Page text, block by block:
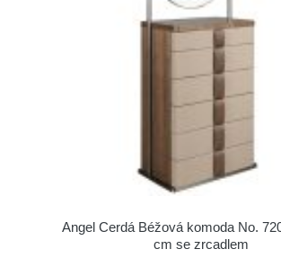
Angel Cerdá Béžová komoda No.
cm se zrcadlem